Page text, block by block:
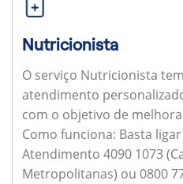
Nutricionista
O serviço Nutricionista
atendimento
com o objetivo de
Como funciona: Basta
Atendimento 4090 1073
Metropolitanas) ou 0800